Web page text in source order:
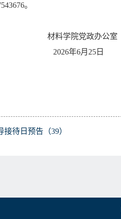
。
政办公室
25日
待日预告（39）